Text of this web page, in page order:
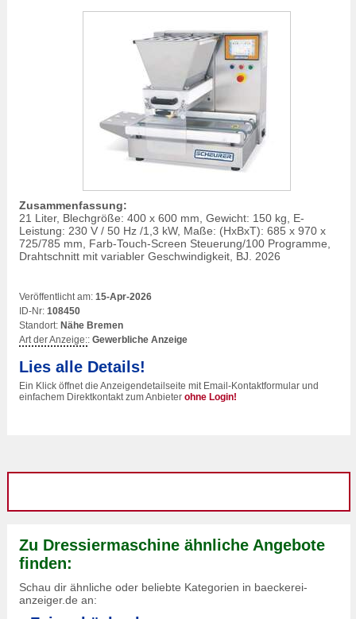
Zusammenfassung:
21 Liter, Blechgröße: 400 x 600 mm, Gewicht: 150 kg, E-
Leistung: 230 V / 50 Hz /1,3 kW, Maße: (HxBxT): 685 x 970 x
725/785 mm, Farb-Touch-Screen Steuerung/100 Programme,
Drahtschnitt mit variabler Geschwindigkeit, BJ. 2026
Veröffentlicht am: 15-Apr-2026
ID-Nr: 108450
Standort: Nähe Bremen
Art der Anzeige:: Gewerbliche Anzeige
Lies alle Details!
Ein Klick öffnet die Anzeigendetailseite mit Email-Kontaktformular und
einfachem Direktkontakt zum Anbieter ohne Login!
Zu Dressiermaschine ähnliche Angebote
finden:
Schau dir ähnliche oder beliebte Kategorien in baeckerei-
anzeiger.de an: